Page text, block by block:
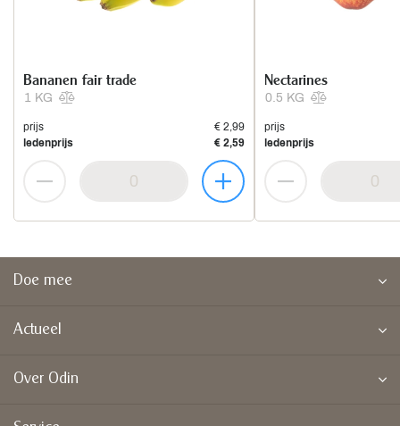
1 KG
Bananen fair trade
prijs
€ 2,99
ledenprijs
€ 2,59
0.5 KG
Nectarines
prijs
ledenprijs
Doe mee
Actueel
Over Odin